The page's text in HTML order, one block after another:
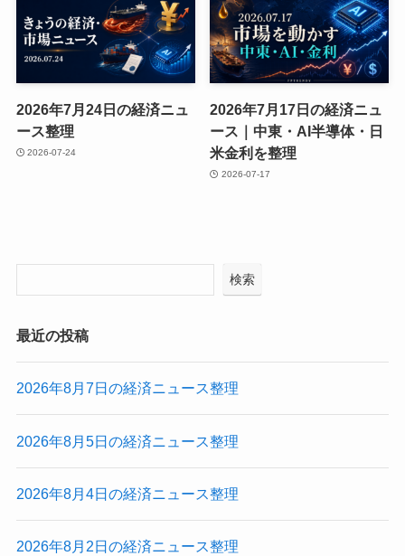
2026年7月24日の経済ニュ
ース整理
2026-07-24
2026年7月17日の経済ニュ
ース｜中東・AI半導体・日
米金利を整理
2026-07-17
検索
最近の投稿
2026年8月7日の経済ニュース整理
2026年8月5日の経済ニュース整理
2026年8月4日の経済ニュース整理
2026年8月2日の経済ニュース整理